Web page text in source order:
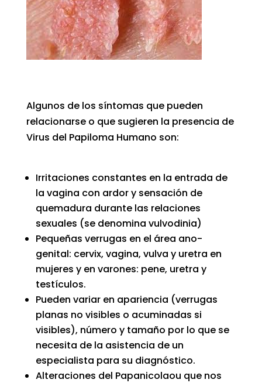
Algunos de los síntomas que pueden
relacionarse o que sugieren la presencia de
Virus del Papiloma Humano son:
Irritaciones constantes en la entrada de
la vagina con ardor y sensación de
quemadura durante las relaciones
sexuales (se denomina vulvodinia)
Pequeñas verrugas en el área ano-
genital: cervix, vagina, vulva y uretra en
mujeres y en varones: pene, uretra y
testículos.
Pueden variar en apariencia (verrugas
planas no visibles o acuminadas si
visibles), número y tamaño por lo que se
necesita de la asistencia de un
especialista para su diagnóstico.
Alteraciones del Papanicolaou que nos